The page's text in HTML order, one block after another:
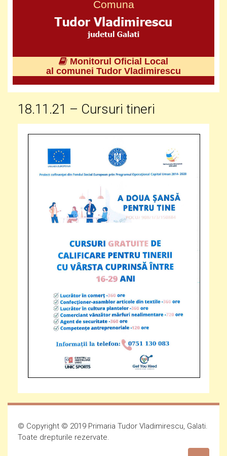
Comuna
Monitorul Oficial Local
al comunei Tudor Vladimirescu
18.11.21 – Cursuri tineri
© Copyright © 2019 Primaria Tudor Vladimirescu, Galati.
Toate drepturile rezervate.